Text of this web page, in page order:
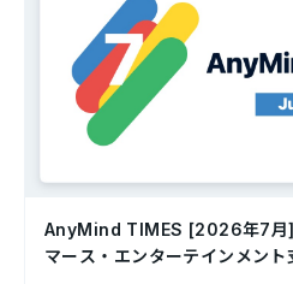
AnyMind TIMES [2026年7月]
マース・エンターテインメント